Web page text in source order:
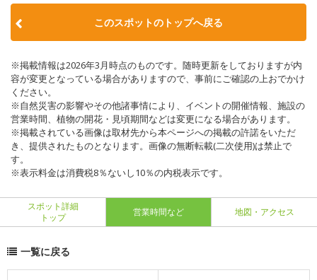
このスポットのトップへ戻る
※掲載情報は2026年3月時点のものです。随時更新をしておりますが内
容が変更となっている場合がありますので、事前にご確認の上おでかけ
ください。
※自然災害の影響やその他諸事情により、イベントの開催情報、施設の
営業時間、植物の開花・見頃期間などは変更になる場合があります。
※掲載されている画像は取材先から本ページへの掲載の許諾をいただ
き、提供されたものとなります。画像の無断転載(二次使用)は禁止で
す。
※表示料金は消費税8％ないし10％の内税表示です。
スポット詳細
トップ
営業時間など 地図・アクセス
一覧に戻る